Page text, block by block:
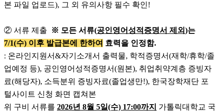
본 파일 업로드), 그 외 유의사항 필수 확인!
② 서류 제출 ※ 모든 서류(공인영어성적증명서 제외)는
7/1(수) 이후 발급본에 한하여 효력을 인정함.
: 온라인지원서&자기소개서 출력물, 학적증명서(재학/휴학/졸
업예정 등), 공인영어성적증명서(원본), 취업취약계층 증빙자
료(해당자), 소득분위 증빙자료(졸업생만!), 한국장학재단 포
털사이트 신청 화면 캡쳐본
위 구비 서류를 2026년 8월 5일(수) 17:00까지 가톨릭대학교 국